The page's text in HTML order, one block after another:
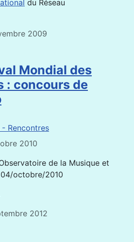
du Réseau
2009
Mondial des
: concours de
- Rencontres
2010
de la Musique et
octobre/2010
2012